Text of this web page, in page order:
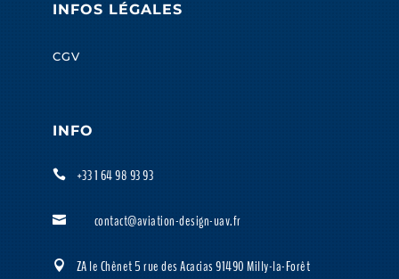
INFOS LÉGALES
CGV
INFO
 +33 1 64 98 93 93
 contact@aviation-design-uav.fr
 ZA le Chênet 5 rue des Acacias 91490 Milly-la-Forêt